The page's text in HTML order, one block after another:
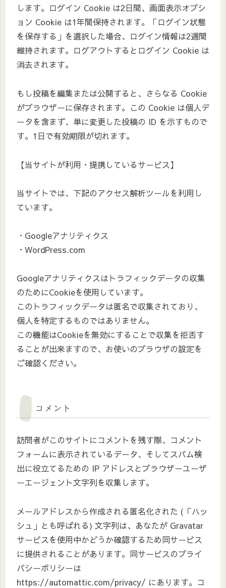
します。ログイン Cookie は2日間、画面表示オプシ
ョン Cookie は1年間保持されます。「ログイン状態
を保存する」を選択した場合、ログイン情報は2週間
維持されます。ログアウトするとログイン Cookie は
消去されます。
もし投稿を編集または公開すると、さらなる Cookie
がブラウザーに保存されます。この Cookie は個人デ
ータを含まず、単に変更した投稿の ID を示すもので
す。1日で有効期限が切れます。
【当サイトが利用・提携しているサービス】
当サイトでは、下記のアクセス解析ツールを利用し
ています。
・Googleアナリティクス
・WordPress.com
Googleアナリティクスはトラフィックデータの収集
のためにCookieを使用しています。
このトラフィックデータは匿名で収集されており、
個人を特定するものではありません。
この機能はCookieを無効にすることで収集を拒否す
ることが出来ますので、お使いのブラウザの設定を
ご確認ください。
コメント
訪問者がこのサイトにコメントを残す際、コメント
フォームに表示されているデータ、そしてスパム検
出に役立てるための IP アドレスとブラウザーユーザ
ーエージェント文字列を収集します。
メールアドレスから作成される匿名化された (「ハッ
シュ」とも呼ばれる) 文字列は、あなたが Gravatar
サービスを使用中かどうか確認するため同サービス
に提供されることがあります。同サービスのプライ
バシーポリシーは
https://automattic.com/privacy/ にあります。コ